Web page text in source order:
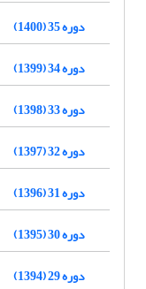
دوره 35 (1400)
دوره 34 (1399)
دوره 33 (1398)
دوره 32 (1397)
دوره 31 (1396)
دوره 30 (1395)
دوره 29 (1394)